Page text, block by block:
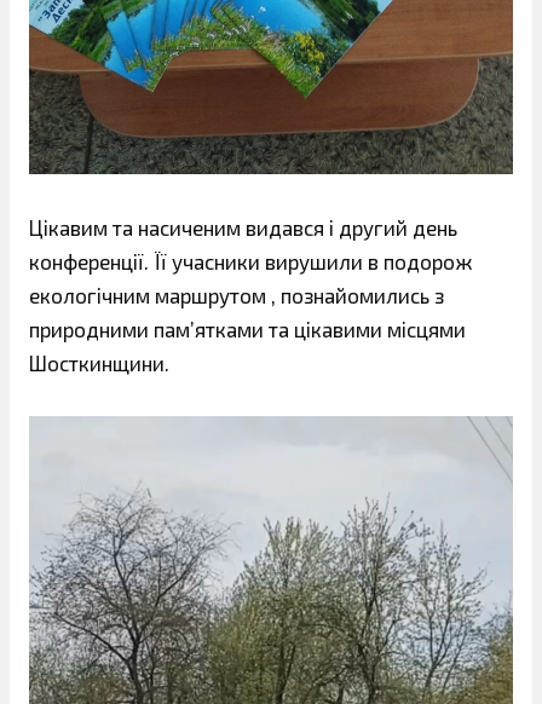
Цікавим та насиченим видався і другий день
конференції. Її учасники вирушили в подорож
екологічним маршрутом , познайомились з
природними пам’ятками та цікавими місцями
Шосткинщини.